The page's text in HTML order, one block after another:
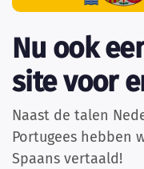
Nu ook
site voor
Naast de talen
Portugees hebben
Spaans vertaald!